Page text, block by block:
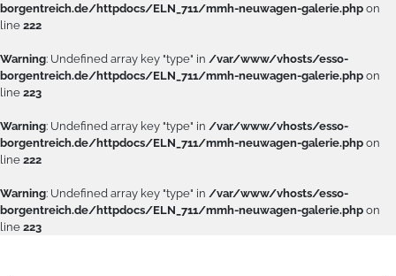
borgentreich.de/httpdocs/ELN_711/mmh-neuwagen-galerie.php on
line 222
Warning: Undefined array key "type" in /var/www/vhosts/esso-
borgentreich.de/httpdocs/ELN_711/mmh-neuwagen-galerie.php on
line 223
Warning: Undefined array key "type" in /var/www/vhosts/esso-
borgentreich.de/httpdocs/ELN_711/mmh-neuwagen-galerie.php on
line 222
Warning: Undefined array key "type" in /var/www/vhosts/esso-
borgentreich.de/httpdocs/ELN_711/mmh-neuwagen-galerie.php on
line 223